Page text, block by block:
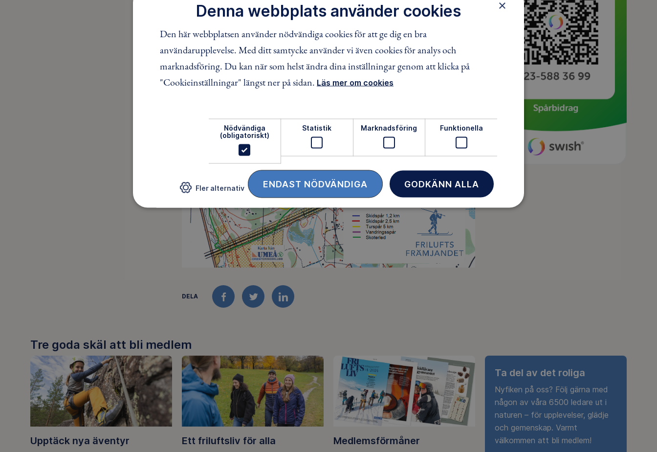
DELA
FACEBOOKTWITTERLINKEDIN
Tre goda skäl att bli medlem
Upptäck nya äventyr Ett friluftsliv för alla Medlemsförmåner
Ta del av det roliga
Nyfiken på oss? Följ gärna med
någon av våra 6500 ledare ut i
naturen – för upplevelser, glädje
och gemenskap. Varmt
välkommen att bli medlem!
×
Denna webbplats använder cookies
Den här webbplatsen använder nödvändiga cookies för att ge dig en bra
användarupplevelse. Med ditt samtycke använder vi även cookies för analys och
marknadsföring. Du kan när som helst ändra dina inställningar genom att klicka på
"Cookieinställningar" längst ner på sidan. Läs mer om cookies
Nödvändiga
(obligatoriskt)
Statistik Marknadsföring Funktionella
GODKÄNN ALLA
ENDAST NÖDVÄNDIGA
Fler alternativ